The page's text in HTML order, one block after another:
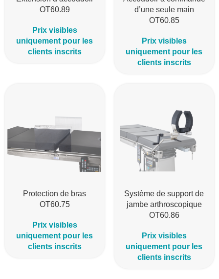
OT60.89
Prix visibles
uniquement pour les
clients inscrits
d’une seule main
OT60.85
Prix visibles
uniquement pour les
clients inscrits
Protection de bras
OT60.75
Prix visibles
uniquement pour les
clients inscrits
Système de support de
jambe arthroscopique
OT60.86
Prix visibles
uniquement pour les
clients inscrits